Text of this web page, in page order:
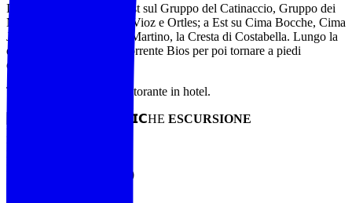
Il panorama spazia a Ovest sul Gruppo del Catinaccio, Gruppo dei
Monzoni e in lontananza Vioz e Ortles; a Est su Cima Bocche, Cima
Juribrutto, le Pale di San Martino, la Cresta di Costabella. Lungo la
discesa costeggeremo il torrente Bios per poi tornare a piedi
direttamente in hotel.
Tempo libero e cena al ristorante in hotel.
𝗖𝗔𝗥𝗔𝗧𝗧𝗘𝗥𝗜𝗦𝗧𝗜𝗖HE ESCURSIONE
Dislivello: +260 m / -620